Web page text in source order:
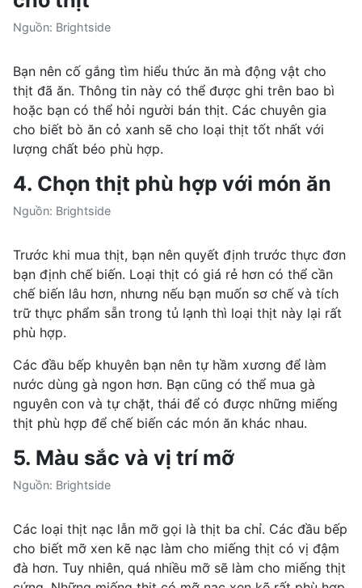
Nguồn: Brightside
Bạn nên cố gắng tìm hiểu thức ăn mà động vật cho
thịt đã ăn. Thông tin này có thể được ghi trên bao bì
hoặc bạn có thể hỏi người bán thịt. Các chuyên gia
cho biết bò ăn cỏ xanh sẽ cho loại thịt tốt nhất với
lượng chất béo phù hợp.
4. Chọn thịt phù hợp với món ăn
Nguồn: Brightside
Trước khi mua thịt, bạn nên quyết định trước thực đơn
bạn định chế biến. Loại thịt có giá rẻ hơn có thể cần
chế biến lâu hơn, nhưng nếu bạn muốn sơ chế và tích
trữ thực phẩm sẵn trong tủ lạnh thì loại thịt này lại rất
phù hợp.
Các đầu bếp khuyên bạn nên tự hầm xương để làm
nước dùng gà ngon hơn. Bạn cũng có thể mua gà
nguyên con và tự chặt, thái để có được những miếng
thịt phù hợp để chế biến các món ăn khác nhau.
5. Màu sắc và vị trí mỡ
Nguồn: Brightside
Các loại thịt nạc lẫn mỡ gọi là thịt ba chỉ. Các đầu bếp
cho biết mỡ xen kẽ nạc làm cho miếng thịt có vị đậm
đà hơn. Tuy nhiên, quá nhiều mỡ sẽ làm cho miếng thịt